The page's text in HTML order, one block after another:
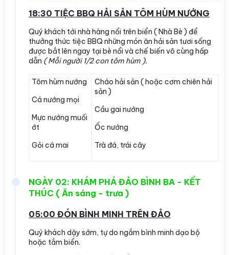
18:30 TIỆC BBQ HẢI SẢN TÔM HÙM NƯỚNG
Quý khách tới nhà hàng nổi trên biển ( Nhà Bè ) để
thưởng thức tiệc BBQ những món ăn hải sản tươi sống
được bắt lên ngay tại bè nổi và chế biến vô cùng hấp
dẫn ( Mỗi người 1/2 con tôm hùm ).
Tôm hùm nướng
Cá nướng mọi
Mực nướng muối
ớt
Gỏi cá mai
Cháo hải sản ( hoặc cơm chiên hải
sản )
Cầu gai nướng
Ốc nướng
Trà đá, trái cây
NGÀY 02: KHÁM PHÁ ĐẢO BÌNH BA - KẾT
THÚC ( Ăn sáng - trưa )
05:00 ĐÓN BÌNH MINH TRÊN ĐẢO
Quý khách dậy sớm, tự do ngắm bình minh dạo bộ
hoặc tắm biển.